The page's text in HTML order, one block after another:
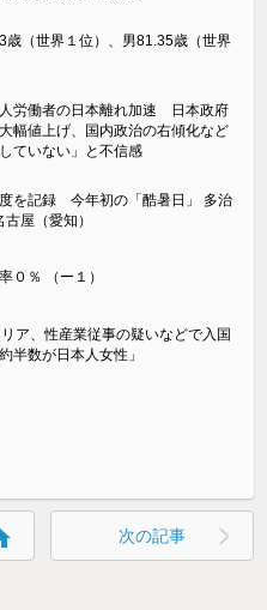
（世界１位）、男81.35歳（世界
人労働者の日本離れ加速 日本政府
幅値上げ、国内政治の右傾化など
ていない」と不信感
度を記録 今年初の「酷暑日」 多治
屋（愛知）
０％ （ー１）
ア、性産業従事の疑いなどで入国
半数が日本人女性」
次の記事